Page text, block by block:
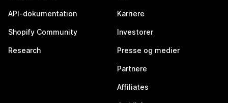
API-dokumentation
Shopify Community
Research
Karriere
Investorer
Presse og medier
Partnere
Affiliates